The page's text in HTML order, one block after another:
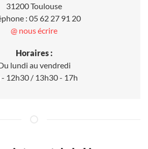
31200 Toulouse
: 05 62 27 91 20
@ nous écrire
Horaires :
lundi au vendredi
- 12h30 / 13h30 - 17h